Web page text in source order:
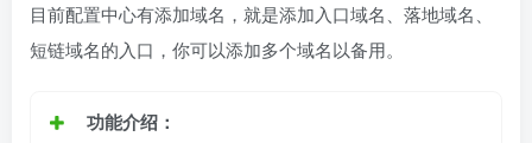
目前配置中心有添加域名，就是添加入口域名、落地域名、
短链域名的入口，你可以添加多个域名以备用。
功能介绍：